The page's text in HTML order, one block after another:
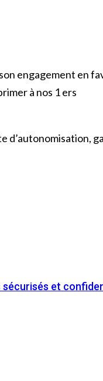
engagement en
à nos 1 ers
d’autonomisation,
sécurisés et